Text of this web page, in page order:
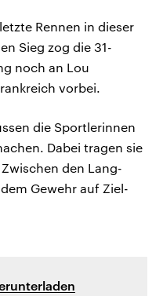
Rennen in dieser
Sieg zog die 31-
noch an Lou
vorbei.
die Sportlerinnen
Dabei tragen sie
den Lang-
Gewehr auf Ziel-